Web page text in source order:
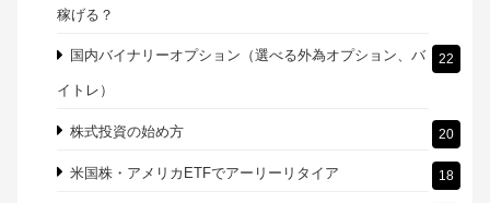
ヤフーグループ「YJFX!」の「Yjam」
レバレッジをかけて株価指数CFDを 46
保険の無料相談で見直しを（選び方も大事）
個人型確定拠出年金（iDeCo） 10
個別銘柄で長期保有 19